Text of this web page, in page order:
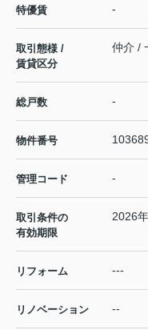
特優賃 -
取引態様 /
賃貸区分
仲介 /
総戸数 -
物件番号
管理コード -
取引条件の
有効期限
2026
リフォーム ---
リノベーション --